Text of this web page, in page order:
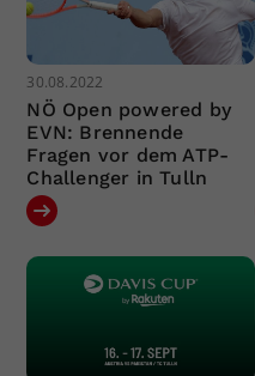
30.08.2022
NÖ Open powered by
EVN: Brennende
Fragen vor dem ATP-
Challenger in Tulln